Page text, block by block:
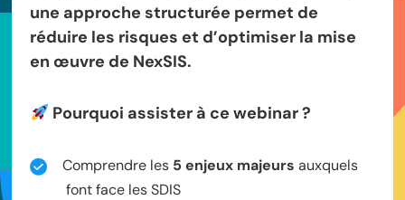
une approche structurée permet de
réduire les risques et d’optimiser la mise
en œuvre de NexSIS.
Pourquoi assister à ce webinar ?
Comprendre les 5 enjeux majeurs auxquels
font face les SDIS